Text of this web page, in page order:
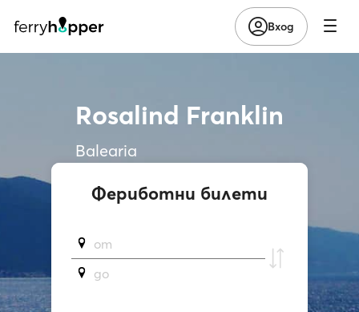
Вход
Rosalind Franklin
Balearia
Фериботни билети
от
до